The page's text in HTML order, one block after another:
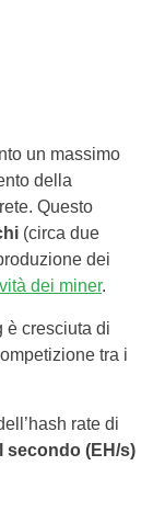
un massimo
della
Questo
(circa due
dei
dei miner.
è cresciuta di
tra i
rate di
secondo (EH/s)